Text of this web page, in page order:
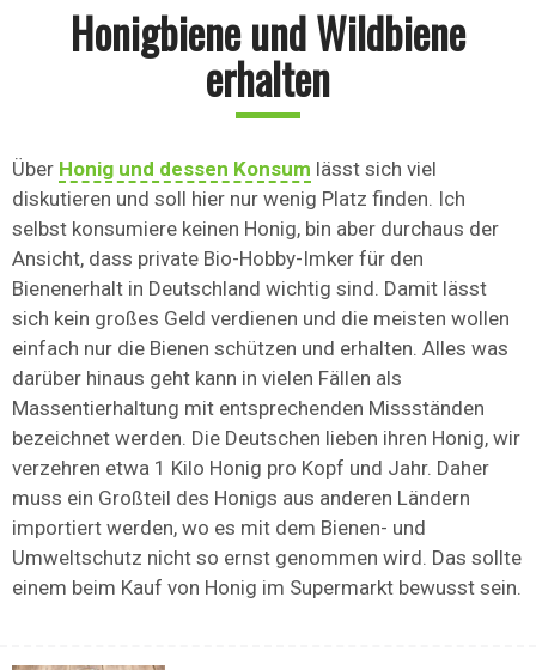
Honigbiene und Wildbiene
erhalten
Über Honig und dessen Konsum lässt sich viel
diskutieren und soll hier nur wenig Platz finden. Ich
selbst konsumiere keinen Honig, bin aber durchaus der
Ansicht, dass private Bio-Hobby-Imker für den
Bienenerhalt in Deutschland wichtig sind. Damit lässt
sich kein großes Geld verdienen und die meisten wollen
einfach nur die Bienen schützen und erhalten. Alles was
darüber hinaus geht kann in vielen Fällen als
Massentierhaltung mit entsprechenden Missständen
bezeichnet werden. Die Deutschen lieben ihren Honig, wir
verzehren etwa 1 Kilo Honig pro Kopf und Jahr. Daher
muss ein Großteil des Honigs aus anderen Ländern
importiert werden, wo es mit dem Bienen- und
Umweltschutz nicht so ernst genommen wird. Das sollte
einem beim Kauf von Honig im Supermarkt bewusst sein.